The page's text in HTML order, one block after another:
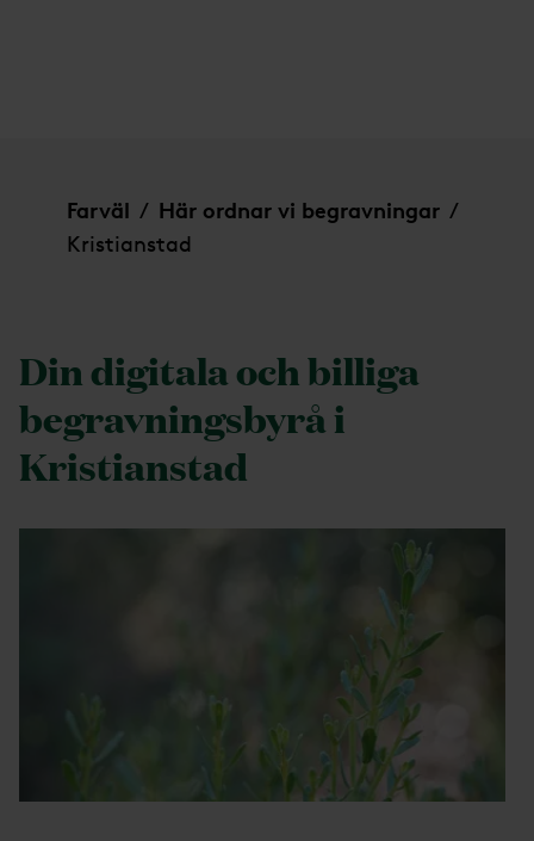
Farväl / Här ordnar vi begravningar /
Kristianstad
Din digitala och billiga
begravningsbyrå i
Kristianstad